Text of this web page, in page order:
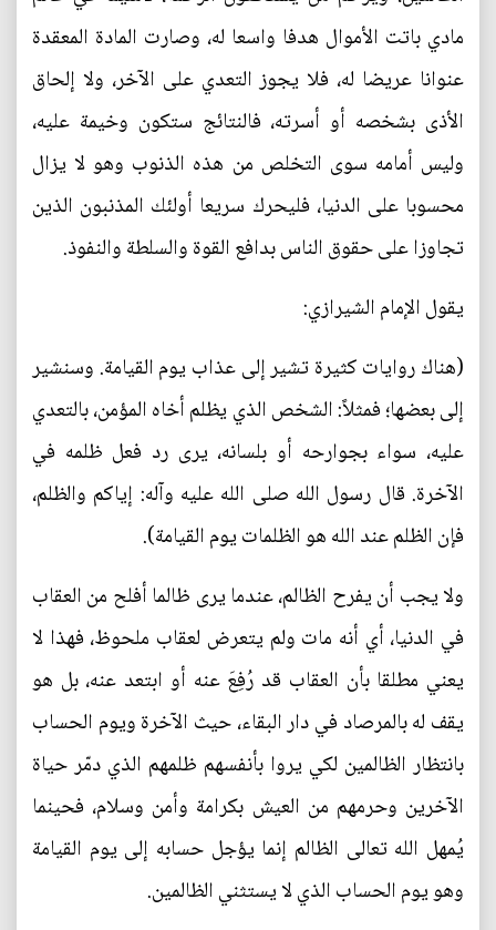
مادي باتت الأموال هدفا واسعا له، وصارت المادة المعقدة
عنوانا عريضا له، فلا يجوز التعدي على الآخر، ولا إلحاق
الأذى بشخصه أو أسرته، فالنتائج ستكون وخيمة عليه،
وليس أمامه سوى التخلص من هذه الذنوب وهو لا يزال
محسوبا على الدنيا، فليحرك سريعا أولئك المذنبون الذين
تجاوزا على حقوق الناس بدافع القوة والسلطة والنفوذ.
يقول الإمام الشيرازي:
(هناك روايات كثيرة تشير إلى عذاب يوم القيامة. وسنشير
إلى بعضها؛ فمثلاً: الشخص الذي يظلم أخاه المؤمن، بالتعدي
عليه، سواء بجوارحه أو بلسانه، يرى رد فعل ظلمه في
الآخرة. قال رسول الله صلى الله عليه وآله: إياكم والظلم،
فإن الظلم عند الله هو الظلمات يوم القيامة).
ولا يجب أن يفرح الظالم، عندما يرى ظالما أفلح من العقاب
في الدنيا، أي أنه مات ولم يتعرض لعقاب ملحوظ، فهذا لا
يعني مطلقا بأن العقاب قد رُفِعَ عنه أو ابتعد عنه، بل هو
يقف له بالمرصاد في دار البقاء، حيث الآخرة ويوم الحساب
بانتظار الظالمين لكي يروا بأنفسهم ظلمهم الذي دمّر حياة
الآخرين وحرمهم من العيش بكرامة وأمن وسلام، فحينما
يُمهل الله تعالى الظالم إنما يؤجل حسابه إلى يوم القيامة
وهو يوم الحساب الذي لا يستثني الظالمين.